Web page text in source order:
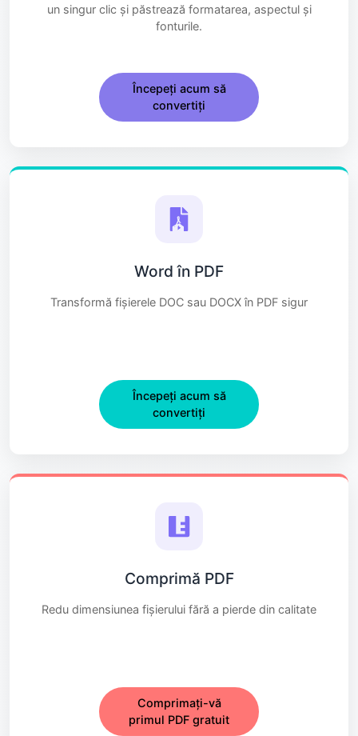
un singur clic și păstrează formatarea, aspectul și
fonturile.
Începeți acum să
convertiți
Word în PDF
Transformă fișierele DOC sau DOCX în PDF sigur
Începeți acum să
convertiți
Comprimă PDF
Redu dimensiunea fișierului fără a pierde din calitate
Comprimați-vă
primul PDF gratuit